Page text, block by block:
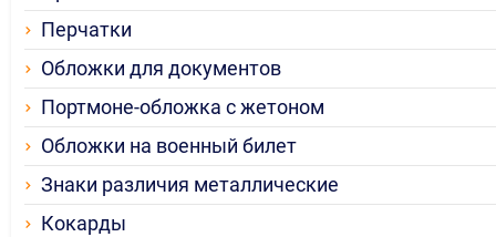
Перчатки
Обложки для документов
Портмоне-обложка с жетоном
Обложки на военный билет
Знаки различия металлические
Кокарды